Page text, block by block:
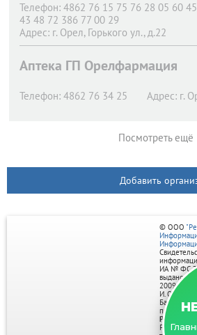
Телефон: 4862 76 15 75 76 28 05 60
43 48 72 386 77 00 29
Адрес: г. Орел, Горького ул., д.22
Аптека ГП Орелфармация
Телефон: 4862 76 34 25 Адрес: г.
Посмотреть ещё
Добавить
© ООО
ИА № ФС
выдано
2009г.
И. О.
Баннеры
правах
Реклама на
Рекламное